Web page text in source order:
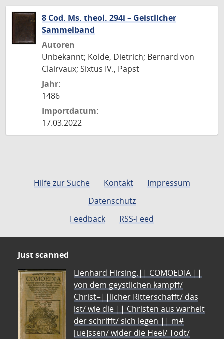
8 Cod. Ms. theol. 294i – Geistlicher
Sammelband
Autoren
Unbekannt; Kolde, Dietrich; Bernard von
Clairvaux; Sixtus IV., Papst
Jahr:
1486
Importdatum:
17.03.2022
Hilfe zur Suche Kontakt
Impressum
Datenschutz
Feedback
RSS-Feed
Just scanned
Lienhard Hirsing.|| COMOEDIA ||
von dem geystlichen kampff/
Christ=||licher Ritterschafft/ das
ist/ wie die || Christen aus warheit
der schrifft/ sich legen || m#
[ue]ssen/ wider die Heel/ Todt/